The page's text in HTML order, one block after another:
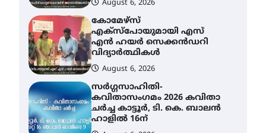
August 6, 2026
സർഗ്ഗസാഹിതി-
കവിതാസംഗമം 2026 കവിതാ
ചർച്ച കാട്ടൂർ, ടി. കെ. ബാലൻ
ഹാളിൽ 16ന്
August 6, 2026
ശക്തമായ മഴ തുടരുന്നു –
തൃശൂർ ജില്ലയിൽ എല്ലാ
വിദ്യാഭ്യാസ
സ്ഥാപനങ്ങൾക്കും
ശനിയാഴ്ച അവധി